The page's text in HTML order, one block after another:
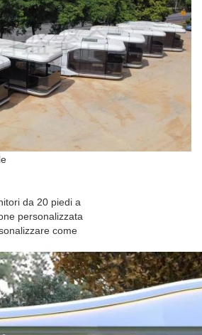
da 20 piedi a
personalizzata
come